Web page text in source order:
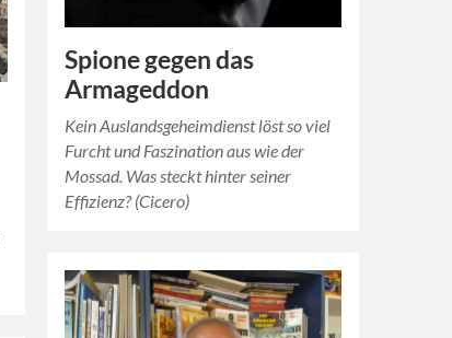
Spione gegen das
Armageddon
Kein Auslandsgeheimdienst löst so viel
Furcht und Faszination aus wie der
Mossad. Was steckt hinter seiner
Effizienz? (Cicero)